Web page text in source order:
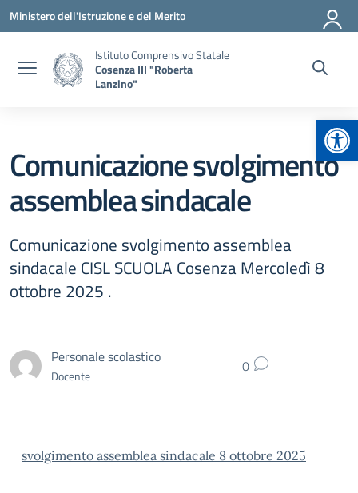
Vai ai contenuti
Vai al menu di navigazione
Vai al footer
Ministero dell'Istruzione e del Merito
Istituto Comprensivo Statale
Cosenza III "Roberta
Lanzino"
Comunicazione svolgimento
assemblea sindacale
Comunicazione svolgimento assemblea
sindacale CISL SCUOLA Cosenza Mercoledì 8
ottobre 2025 .
Personale scolastico
Docente 0
svolgimento assemblea sindacale 8 ottobre 2025